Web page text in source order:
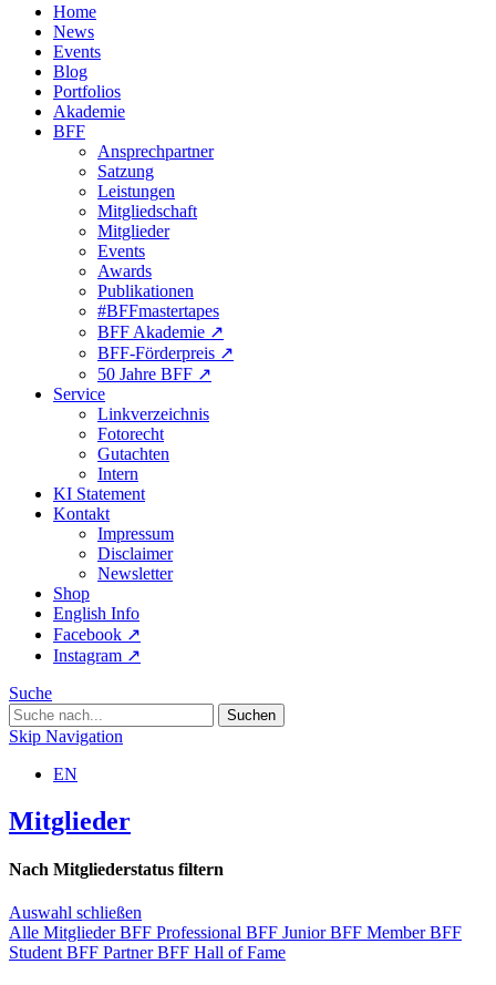
Home
News
Events
Blog
Portfolios
Akademie
BFF
Ansprechpartner
Satzung
Leistungen
Mitgliedschaft
Mitglieder
Events
Awards
Publikationen
#BFFmastertapes
BFF Akademie ↗︎
BFF-Förderpreis ↗︎
50 Jahre BFF ↗︎
Service
Linkverzeichnis
Fotorecht
Gutachten
Intern
KI Statement
Kontakt
Impressum
Disclaimer
Newsletter
Shop
English Info
Facebook ↗︎
Instagram ↗︎
Suche
Skip Navigation
EN
Mitglieder
Nach Mitgliederstatus filtern
Auswahl schließen
Alle MitgliederBFF Professional BFF JuniorBFF MemberBFF
Student BFF PartnerBFF Hall of Fame